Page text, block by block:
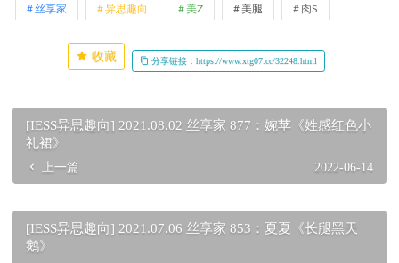
丝享家 异思趣向 美Z 美腿 肉S
收藏 分享链接：https://www.xtg07.cc/32248.html
[IESS异思趣向] 2021.08.02 丝享家 877：婉苹《姓感红色小
礼裙》
上一篇 2022-06-14
[IESS异思趣向] 2021.07.06 丝享家 853：夏夏《长腿黑天
鹅》